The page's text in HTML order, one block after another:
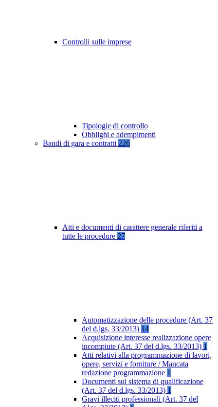
Controlli sulle imprese
Tipologie di controllo
Obblighi e adempimenti
Bandi di gara e contratti 226
Atti e documenti di carattere generale riferiti a
tutte le procedure 27
Automatizzazione delle procedure (Art. 37
del d.lgs. 33/2013) 14
Acquisizione interesse realizzazione opere
incompiute (Art. 37 del d.lgs. 33/2013) 1
Atti relativi alla programmazione di lavori,
opere, servizi e forniture / Mancata
redazione programmazione 1
Documenti sul sistema di qualificazione
(Art. 37 del d.lgs. 33/2013) 1
Gravi illeciti professionali (Art. 37 del